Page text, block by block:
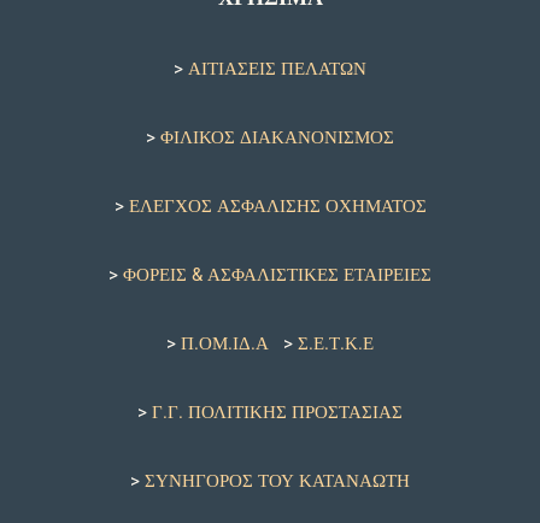
> ΑΙΤΙΑΣΕΙΣ ΠΕΛΑΤΩΝ
> ΦΙΛΙΚΟΣ ΔΙΑΚΑΝΟΝΙΣΜΟΣ
> ΕΛΕΓΧΟΣ ΑΣΦΑΛΙΣΗΣ ΟΧΗΜΑΤΟΣ
> ΦΟΡΕΙΣ & ΑΣΦΑΛΙΣΤΙΚΕΣ ΕΤΑΙΡΕΙΕΣ
> Π.ΟΜ.ΙΔ.Α > Σ.Ε.Τ.Κ.Ε
> Γ.Γ. ΠΟΛΙΤΙΚΗΣ ΠΡΟΣΤΑΣΙΑΣ
> ΣΥΝΗΓΟΡΟΣ ΤΟΥ ΚΑΤΑΝΑΩΤΗ